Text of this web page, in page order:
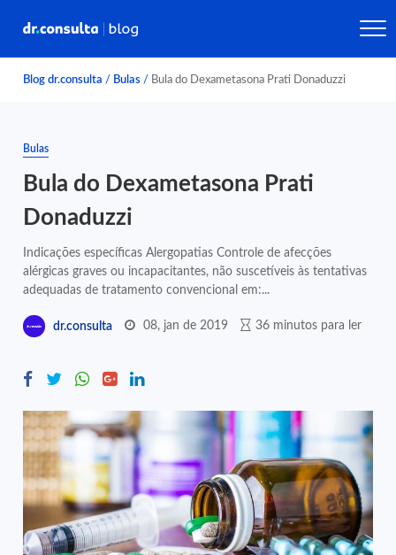
Blog dr.consulta / Bulas / Bula do Dexametasona Prati Donaduzzi
Bulas
Bula do Dexametasona Prati
Donaduzzi
Indicações específicas Alergopatias Controle de afecções
alérgicas graves ou incapacitantes, não suscetíveis às tentativas
adequadas de tratamento convencional em:...
dr.consulta 08, jan de 2019 36 minutos para ler